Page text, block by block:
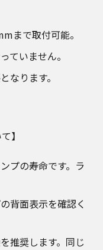
まで取付可能。
ていません。
なります。
】
プの寿命です。ラ
背面表示を確認く
推奨します。同じ